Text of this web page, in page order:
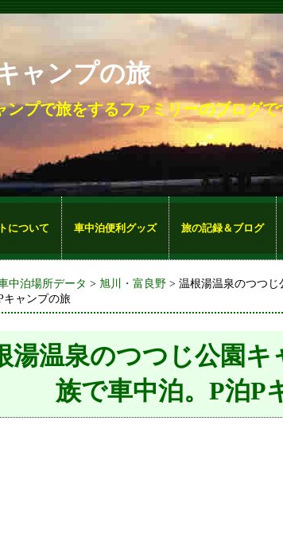
ャンプの旅
ンプで旅をするファミリーのブログで
について 車中泊便利グッズ 旅の記録＆ブログ
中泊場所データ > 旭川・富良野 > 温根湯温泉のつつ
キャンプの旅
湯温泉のつつじ公園キ
族で車中泊。P泊P